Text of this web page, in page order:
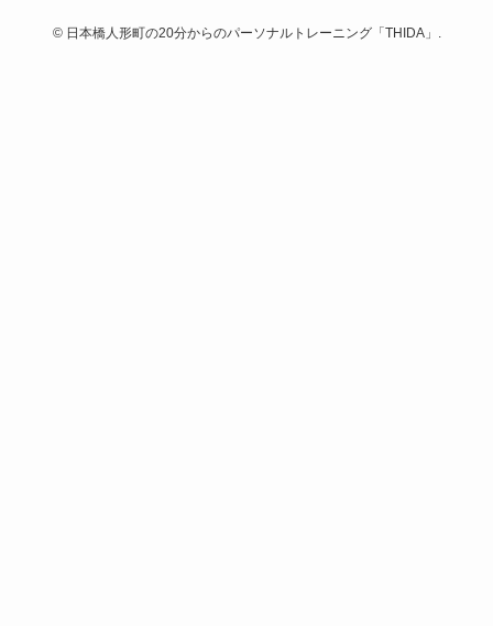
©日本橋人形町の20分からのパーソナルトレーニング「THIDA」.